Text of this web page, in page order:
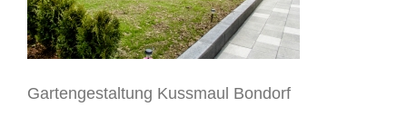
Gartengestaltung Kussmaul Bondorf